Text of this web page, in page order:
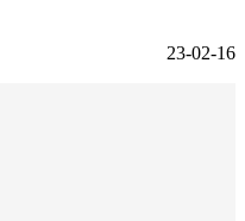
23-02-16